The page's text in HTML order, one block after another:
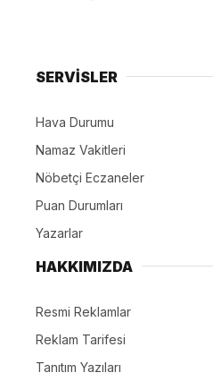
SERVİSLER
Hava Durumu
Namaz Vakitleri
Nöbetçi Eczaneler
Puan Durumları
Yazarlar
HAKKIMIZDA
Resmi Reklamlar
Reklam Tarifesi
Tanıtım Yazıları